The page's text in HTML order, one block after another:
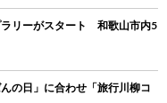
ラリーがスタート 和歌山市内5
の日」に合わせ「旅行川柳コ